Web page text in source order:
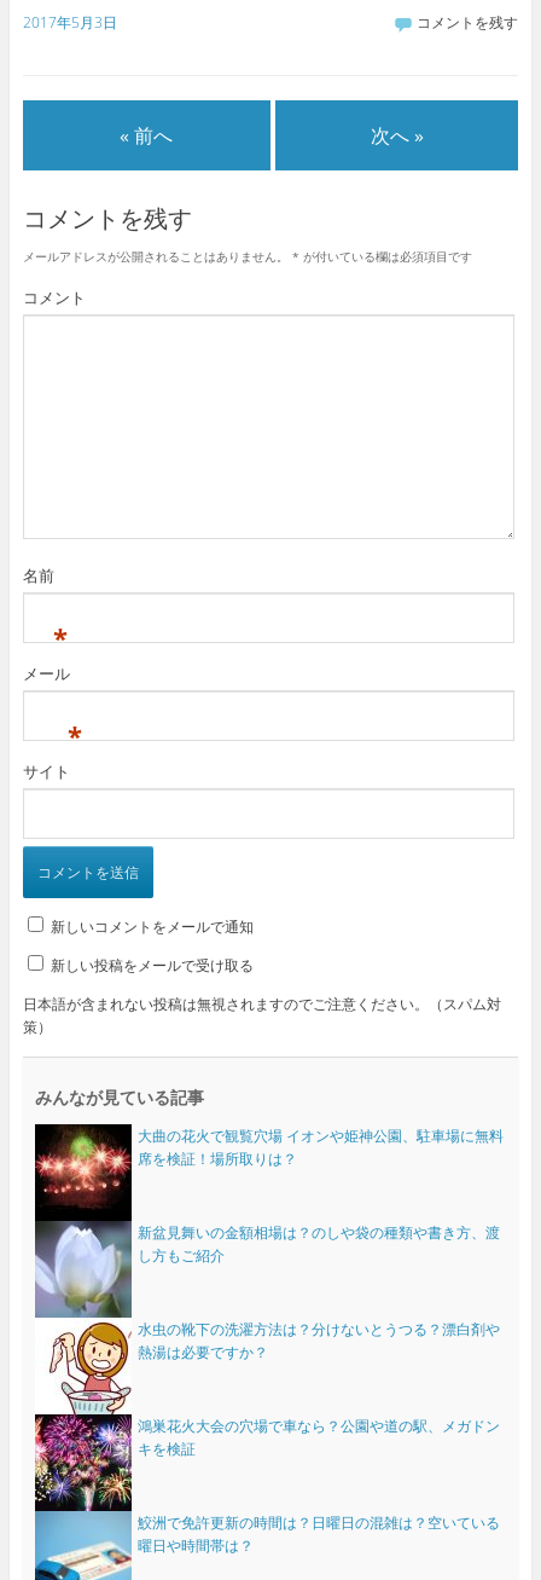
し
て
t
新
し
い
ウ
ィ
ド
ウ
有
る
ッ
ク
し
て
く
l
新
し
い
ウ
ィ
2017年5月3日 コメントを残す
« 前へ 次へ »
コメントを残す
メールアドレスが公開されることはありません。 * が付いている欄は必須項目です
コメント
名前
*
メール
*
サイト
新しいコメントをメールで通知
新しい投稿をメールで受け取る
日本語が含まれない投稿は無視されますのでご注意ください。（スパム対
策）
みんなが見ている記事
大曲の花火で観覧穴場 イオンや姫神公園、駐車場に無料
席を検証！場所取りは？
新盆見舞いの金額相場は？のしや袋の種類や書き方、渡
し方もご紹介
水虫の靴下の洗濯方法は？分けないとうつる？漂白剤や
熱湯は必要ですか？
鴻巣花火大会の穴場で車なら？公園や道の駅、メガドン
キを検証
鮫洲で免許更新の時間は？日曜日の混雑は？空いている
曜日や時間帯は？